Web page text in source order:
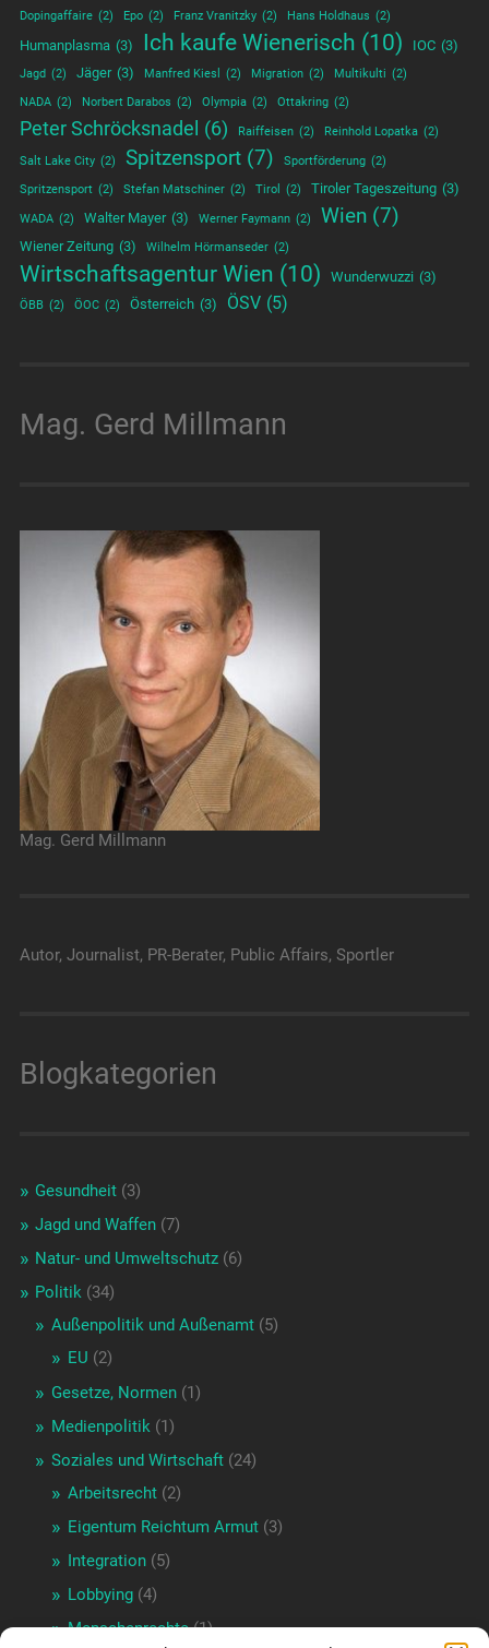
Dopingaffaire (2) Epo (2) Franz Vranitzky (2) Hans Holdhaus (2)
Humanplasma (3) Ich kaufe Wienerisch (10) IOC (3)
Jagd (2) Jäger (3) Manfred Kiesl (2) Migration (2) Multikulti (2)
NADA (2) Norbert Darabos (2) Olympia (2) Ottakring (2)
Peter Schröcksnadel (6) Raiffeisen (2) Reinhold Lopatka (2)
Salt Lake City (2) Spitzensport (7) Sportförderung (2)
Spritzensport (2) Stefan Matschiner (2) Tirol (2) Tiroler Tageszeitung (3)
WADA (2) Walter Mayer (3) Werner Faymann (2) Wien (7)
Wiener Zeitung (3) Wilhelm Hörmanseder (2)
Wirtschaftsagentur Wien (10) Wunderwuzzi (3)
ÖBB (2) ÖOC (2) Österreich (3) ÖSV (5)
Mag. Gerd Millmann
Mag. Gerd Millmann
Autor, Journalist, PR-Berater, Public Affairs, Sportler
Blogkategorien
Gesundheit(3)
Jagd und Waffen(7)
Natur- und Umweltschutz(6)
Politik(34)
Außenpolitik und Außenamt(5)
EU (2)
Gesetze, Normen(1)
Medienpolitik(1)
Soziales und Wirtschaft(24)
Arbeitsrecht(2)
Eigentum Reichtum Armut(3)
Integration(5)
Lobbying(4)
Menschenrechte(1)